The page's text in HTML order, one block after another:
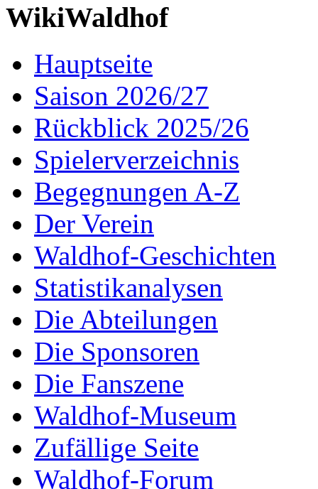
WikiWaldhof
Hauptseite
Saison 2026/27
Rückblick 2025/26
Spielerverzeichnis
Begegnungen A-Z
Der Verein
Waldhof-Geschichten
Statistikanalysen
Die Abteilungen
Die Sponsoren
Die Fanszene
Waldhof-Museum
Zufällige Seite
Waldhof-Forum